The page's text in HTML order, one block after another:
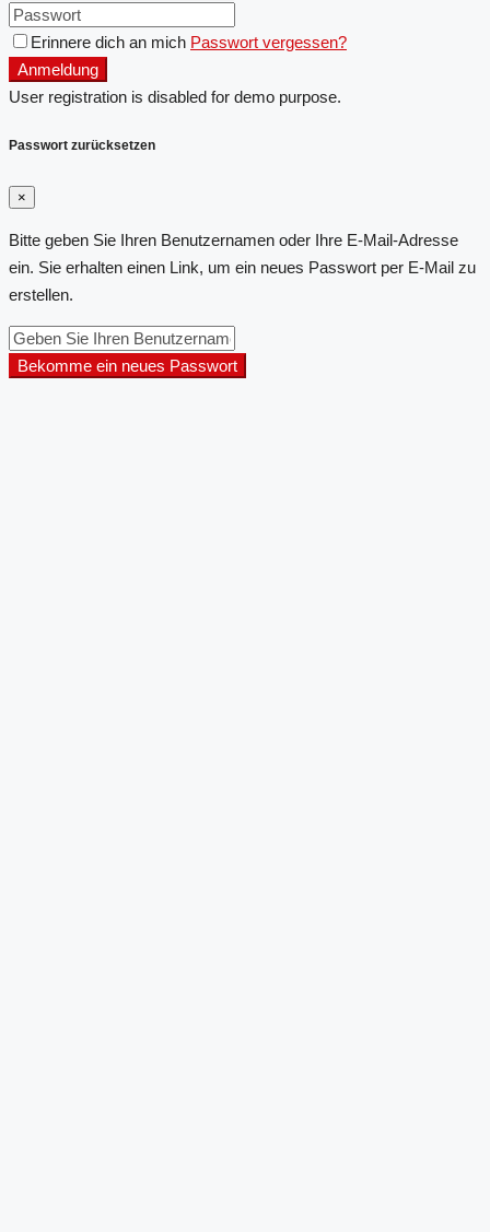
Erinnere dich an mich Passwort vergessen?
Anmeldung
User registration is disabled for demo purpose.
Passwort zurücksetzen
×
Bitte geben Sie Ihren Benutzernamen oder Ihre E-Mail-Adresse
ein. Sie erhalten einen Link, um ein neues Passwort per E-Mail zu
erstellen.
Bekomme ein neues Passwort